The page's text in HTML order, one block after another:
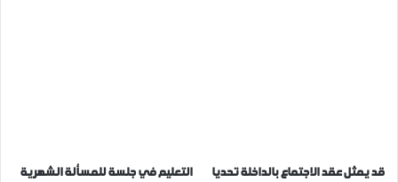
قد يمثل عقد الاجتماع بالداخلة تحديا
التعليم في جلسة للمسألة الشهرية